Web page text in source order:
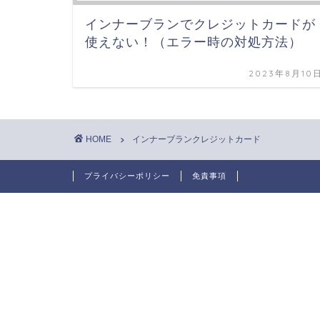
インナーブランでクレジットカードが
使えない！（エラー時の対処方法）
2023年8月10
HOME インナーブランクレジットカード
プライバシーポリシー 免責事項